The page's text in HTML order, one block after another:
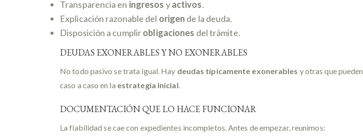
Transparencia en ingresos yactivos.
Explicación razonable del origen de la deuda.
Disposición a cumplirobligaciones del trámite.
DEUDAS EXONERABLES Y NO EXONERABLES
No todo pasivo se trata igual. Hay deudas típicamente exonerables y otras que pueden
caso a caso en la estrategia inicial
DOCUMENTACIÓN QUE LO HACE FUNCIONAR
La fiabilidad se cae con expedientes incompletos. Antes de empezar, reunimos: